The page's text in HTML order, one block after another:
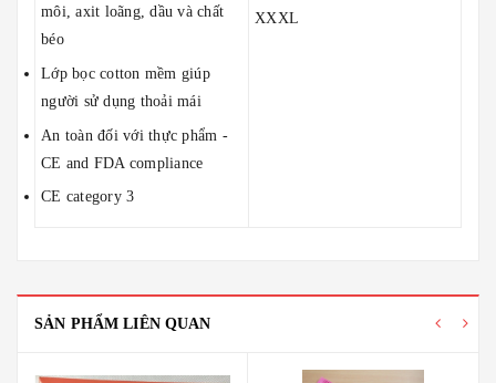
môi, axit loãng, dầu và chất
béo
Lớp bọc cotton mềm giúp
người sử dụng thoải mái
An toàn đối với thực phẩm -
CE and FDA compliance
CE category 3
XXXL
SẢN PHẨM LIÊN QUAN